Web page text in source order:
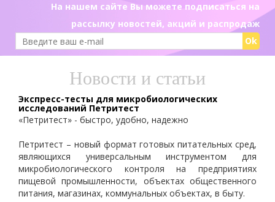
На нашем сайте Вы можете подписаться на
рассылку новостей, акций и распродаж
Ok
Новости и статьи
Экспресс-тесты для микробиологических
исследований Петритест
«Петритест» - быстро, удобно, надежно
Петритест – новый формат готовых питательных сред,
являющихся универсальным инструментом для
микробиологического контроля на предприятиях
пищевой промышленности, объектах общественного
питания, магазинах, коммунальных объектах, в быту.